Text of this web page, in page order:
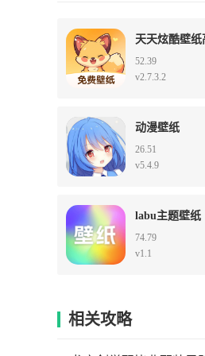
天天炫酷壁纸
52.39
v2.7.3.2
动漫壁纸
26.51
v5.4.9
labu主题壁纸
74.79
v1.1
相关攻略